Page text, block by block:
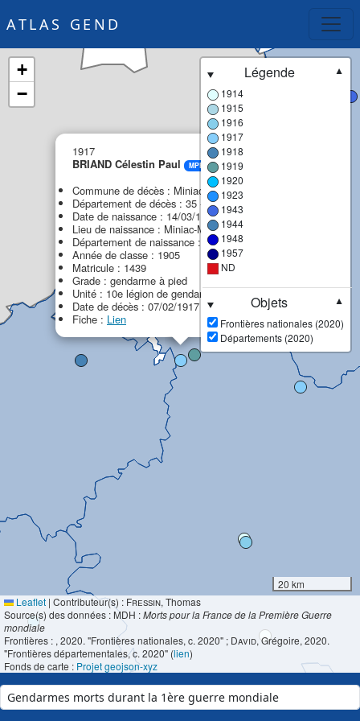
ATLAS GEND
1917
BRIAND Célestin Paul
MPF
Commune de décès : Miniac-Morvan
Département de décès : 35 - Ille-et-Vilaine
Date de naissance : 14/03/1885
Lieu de naissance : Miniac-Morvan
Département de naissance : 35 - Ille-et-Vilaine
Année de classe : 1905
Matricule : 1439
Grade : gendarme à pied
Unité : 10e légion de gendarmerie (10e LG)
Date de décès : 07/02/1917
Fiche : Lien
+
−
Légende
▼
1914
1915
1916
1917
1918
1919
1920
1923
1943
1944
1948
1957
ND
Objets
▼
Frontières nationales (2020)
Départements (2020)
20 km
Leaflet | Contributeur(s) : Fressin, Thomas
Source(s) des données : MDH :Morts pour la France de la Première Guerre
mondiale
Frontières : , 2020. "Frontières nationales, c. 2020" ; David, Grégoire, 2020.
"Frontières départementales, c. 2020" (lien)
Fonds de carte : Projet geojson-xyz